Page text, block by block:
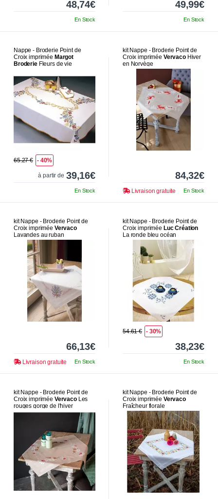
48,74€
En Stock
49,99€
En Stock
Nappe - Broderie Point de
Croix imprimée Margot
BroderieFleurs de vie
65.27 € - 40%
à partir de 39,16€
En Stock
kit Nappe - Broderie Point de
Croix imprimée VervacoHiver
en Norvège
84,32€
Livraison gratuite En Stock
kit Nappe - Broderie Point de
Croix imprimée Vervaco
Lavandes au ruban
66,13€
Livraison gratuite En Stock
kit Nappe - Broderie Point de
Croix imprimée Luc Création
La ronde bleu océan
54.61 € - 30%
38,23€
En Stock
kit Nappe - Broderie Point de
Croix imprimée VervacoLes
rouges gorge de l'hiver
kit Nappe - Broderie Point de
Croix imprimée Vervaco
Fraîcheur florale